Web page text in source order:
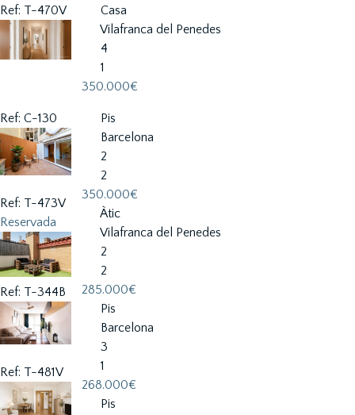
Ref: T-470V
Casa
Vilafranca del Penedes
4
1
350.000€
Ref: C-130
Pis
Barcelona
2
2
350.000€
Ref: T-473V
Reservada
Àtic
Vilafranca del Penedes
2
2
285.000€
Ref: T-344B
Pis
Barcelona
3
1
268.000€
Ref: T-481V
Pis